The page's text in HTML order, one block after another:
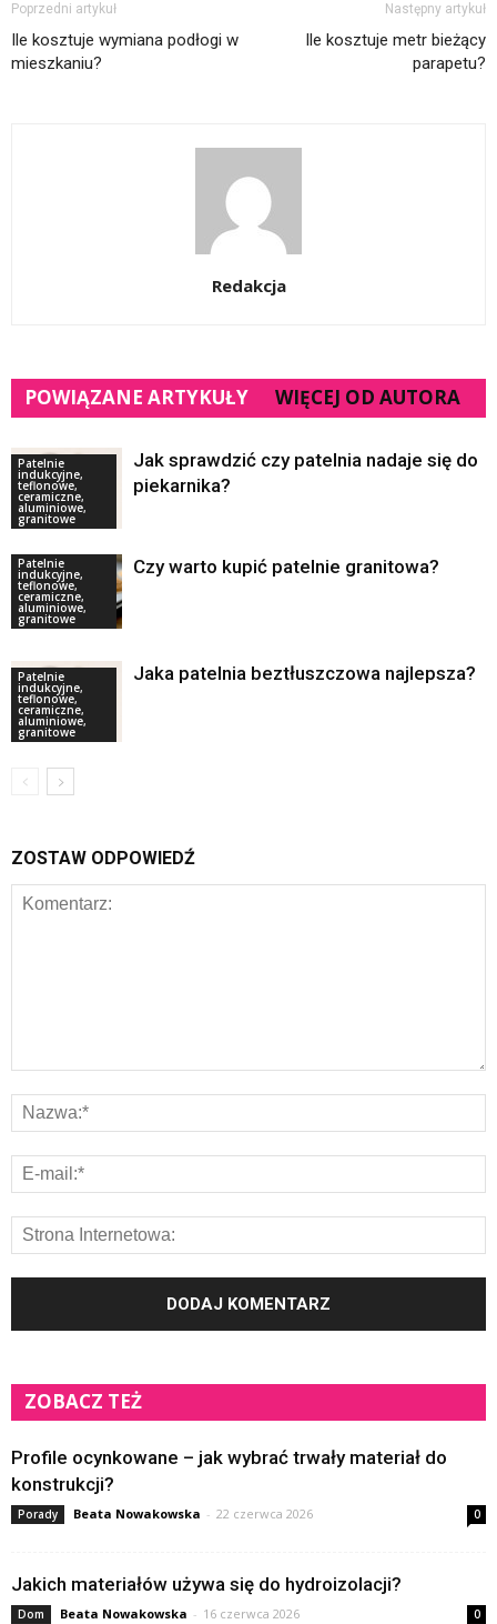
Poprzedni artykuł
Ile kosztuje wymiana podłogi w
mieszkaniu?
Następny artykuł
Ile kosztuje metr bieżący
parapetu?
Redakcja
POWIĄZANE ARTYKUŁY WIĘCEJ OD AUTORA
Patelnie
indukcyjne,
teflonowe,
ceramiczne,
aluminiowe,
granitowe
Jak sprawdzić czy patelnia nadaje się do
piekarnika?
Patelnie
indukcyjne,
teflonowe,
ceramiczne,
aluminiowe,
granitowe
Czy warto kupić patelnie granitowa?
Patelnie
indukcyjne,
teflonowe,
ceramiczne,
aluminiowe,
granitowe
Jaka patelnia beztłuszczowa najlepsza?
ZOSTAW ODPOWIEDŹ
ZOBACZ TEŻ
Profile ocynkowane – jak wybrać trwały materiał do
konstrukcji?
Porady Beata Nowakowska - 22 czerwca 2026 0
Jakich materiałów używa się do hydroizolacji?
Dom Beata Nowakowska - 16 czerwca 2026 0